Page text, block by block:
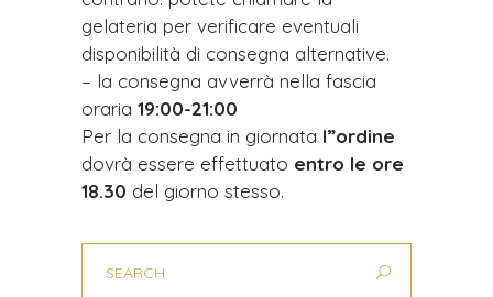
gelateria per verificare eventuali
disponibilità di consegna alternative.
– la consegna avverrà nella fascia
oraria 19:00-21:00
Per la consegna in giornata l”ordine
dovrà essere effettuato entro le ore
18.30 del giorno stesso.